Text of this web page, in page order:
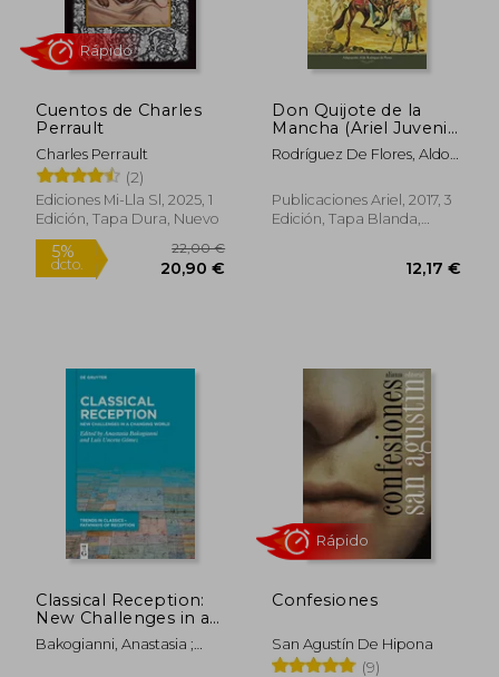
Rápido
Cuentos de Charles
Perrault
Charles Perrault
(2)
Ediciones Mi-Lla Sl, 2025, 1
Edición, Tapa Dura, Nuevo
Don Quijote de la
Mancha (Ariel Juvenil
Ilustrada)
Rodríguez De Flores, Aldo ;
Jesús
Publicaciones Ariel, 2017, 3
Edición, Tapa Blanda,
Classical Reception:
New Challenges in a
Changing World (en
Inglés)
Bakogianni, Anastasia ;
Confesiones
San Agustín De Hipona
(9)